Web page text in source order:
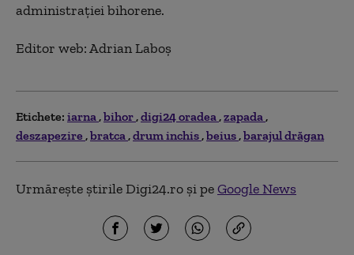
administrației bihorene.
Editor web: Adrian Laboș
Etichete: iarna bihor digi24 oradea zapada
deszapezire bratca drum inchis beius barajul drăgan
Urmărește știrile Digi24.ro și peGoogle News